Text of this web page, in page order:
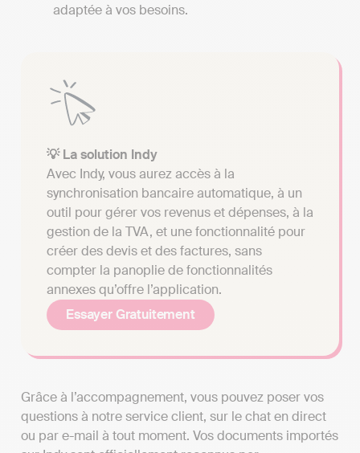
adaptée à vos besoins.
💡 La solution Indy
Avec Indy, vous aurez accès à la
synchronisation bancaire automatique, à un
outil pour gérer vos revenus et dépenses, à la
gestion de la TVA, et une fonctionnalité pour
créer des devis et des factures, sans
compter la panoplie de fonctionnalités
annexes qu’offre l’application.
Essayer Gratuitement
Grâce à l’accompagnement, vous pouvez poser vos
questions à notre service client, sur le chat en direct
ou par e-mail à tout moment. Vos documents importés